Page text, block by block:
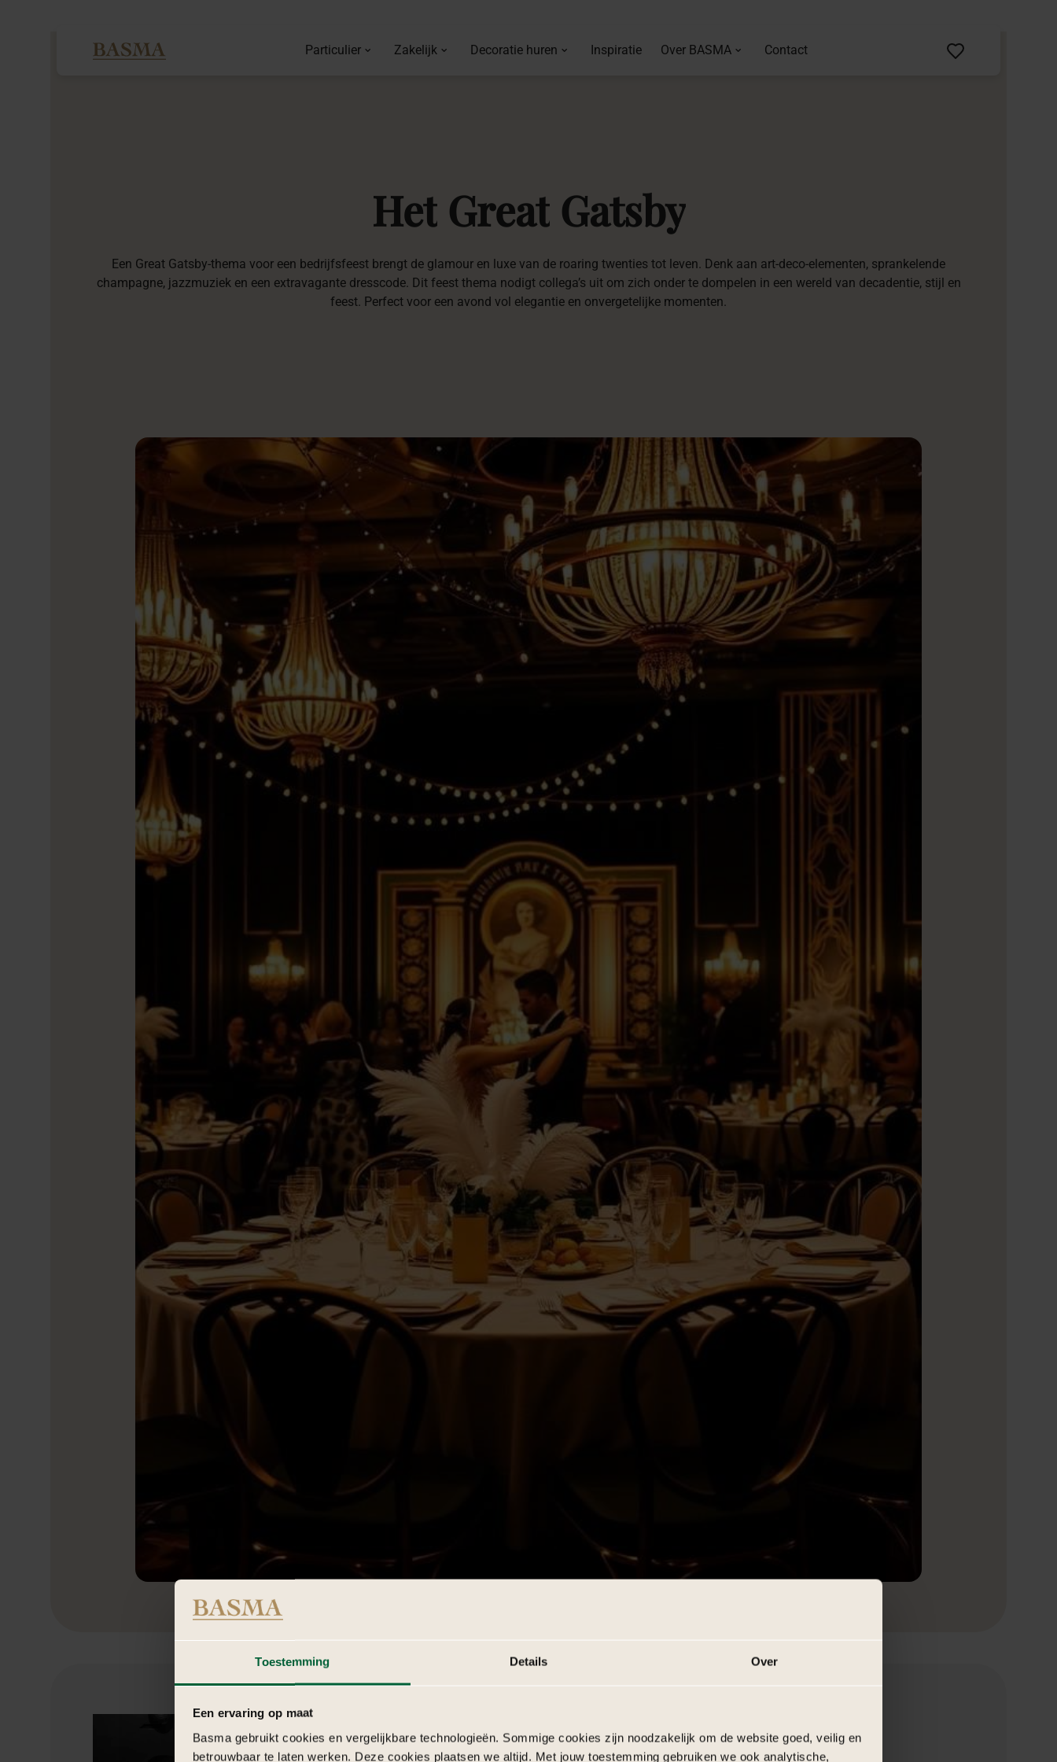
Toestemming Details Over
Een ervaring op maat
Basma gebruikt cookies en vergelijkbare technologieën. Sommige cookies zijn noodzakelijk om de website goed, veilig en
betrouwbaar te laten werken. Deze cookies plaatsen we altijd. Met jouw toestemming gebruiken we ook analytische,
Particulier Zakelijk Decoratie huren Inspiratie Over BASMA Contact
Het Great Gatsby
Een Great Gatsby-thema voor een bedrijfsfeest brengt de glamour en luxe van de roaring twenties tot leven. Denk aan art-deco-elementen, sprankelende
champagne, jazzmuziek en een extravagante dresscode. Dit feest thema nodigt collega’s uit om zich onder te dompelen in een wereld van decadentie, stijl en
feest. Perfect voor een avond vol elegantie en onvergetelijke momenten.